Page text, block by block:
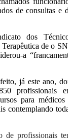
de consultas e de
dos Técnicos
de o SNS
a “francamente
já este ano, dois
profissionais em
para médicos e
contemplando todas
de profissionais tem